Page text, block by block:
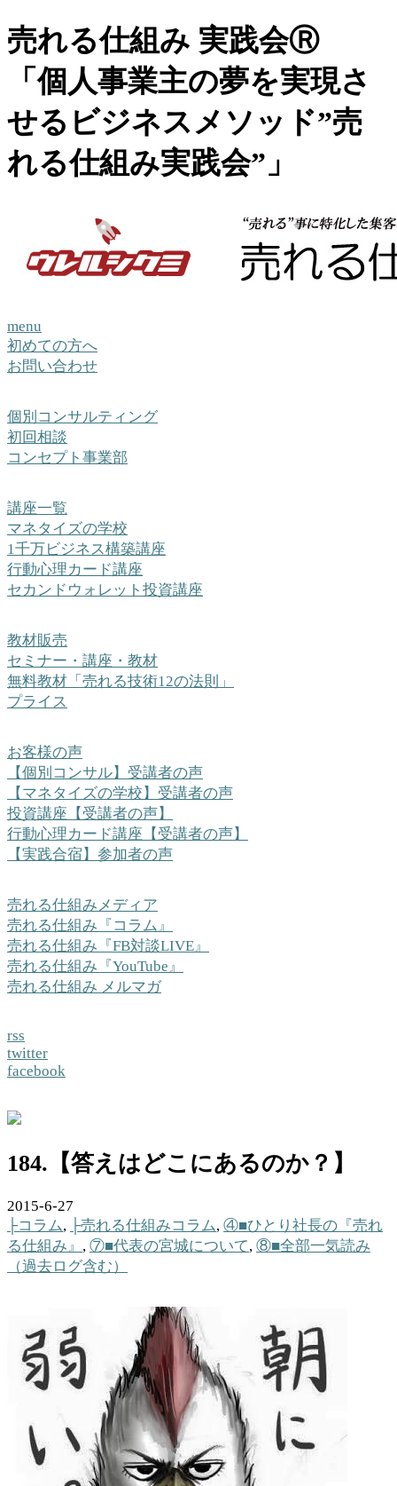
売れる仕組み 実践会Ⓡ
「個人事業主の夢を実現さ
せるビジネスメソッド”売
れる仕組み実践会”」
menu
初めての方へ
お問い合わせ
個別コンサルティング
初回相談
コンセプト事業部
講座一覧
マネタイズの学校
1千万ビジネス構築講座
行動心理カード講座
セカンドウォレット投資講座
教材販売
セミナー・講座・教材
無料教材「売れる技術12の法則」
プライス
お客様の声
【個別コンサル】受講者の声
【マネタイズの学校】受講者の声
投資講座【受講者の声】
行動心理カード講座【受講者の声】
【実践合宿】参加者の声
売れる仕組みメディア
売れる仕組み『コラム』
売れる仕組み『FB対談LIVE』
売れる仕組み『YouTube』
売れる仕組み メルマガ
rss
twitter
facebook
184.【答えはどこにあるのか？】
2015-6-27
├コラム, ├売れる仕組みコラム, ④■ひとり社長の『売れ
る仕組み』 , ⑦■代表の宮城について, ⑧■全部一気読み
（過去ログ含む）